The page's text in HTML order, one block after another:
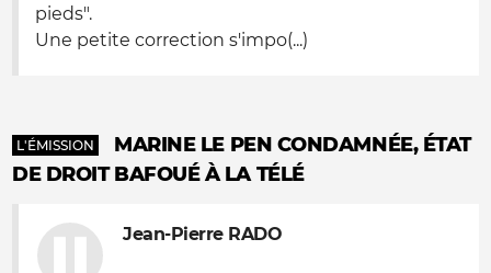
pieds".
Une petite correction s'impo(...)
L'ÉMISSION
MARINE LE PEN CONDAMNÉE, ÉTAT
DE DROIT BAFOUÉ À LA TÉLÉ
Jean-Pierre RADO